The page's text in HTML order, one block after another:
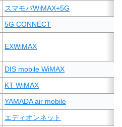
スマモバWiMAX+5G
5G CONNECT
EXWiMAX
DIS mobile WiMAX
KT WiMAX
YAMADA air mobile
エディオンネット